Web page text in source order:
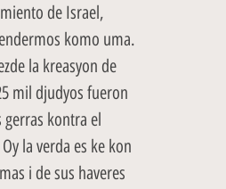
de Israel,
komo uma.
la kreasyon de
mil djudyos fueron
gerras kontra el
la verda es ke kon
i de sus haveres